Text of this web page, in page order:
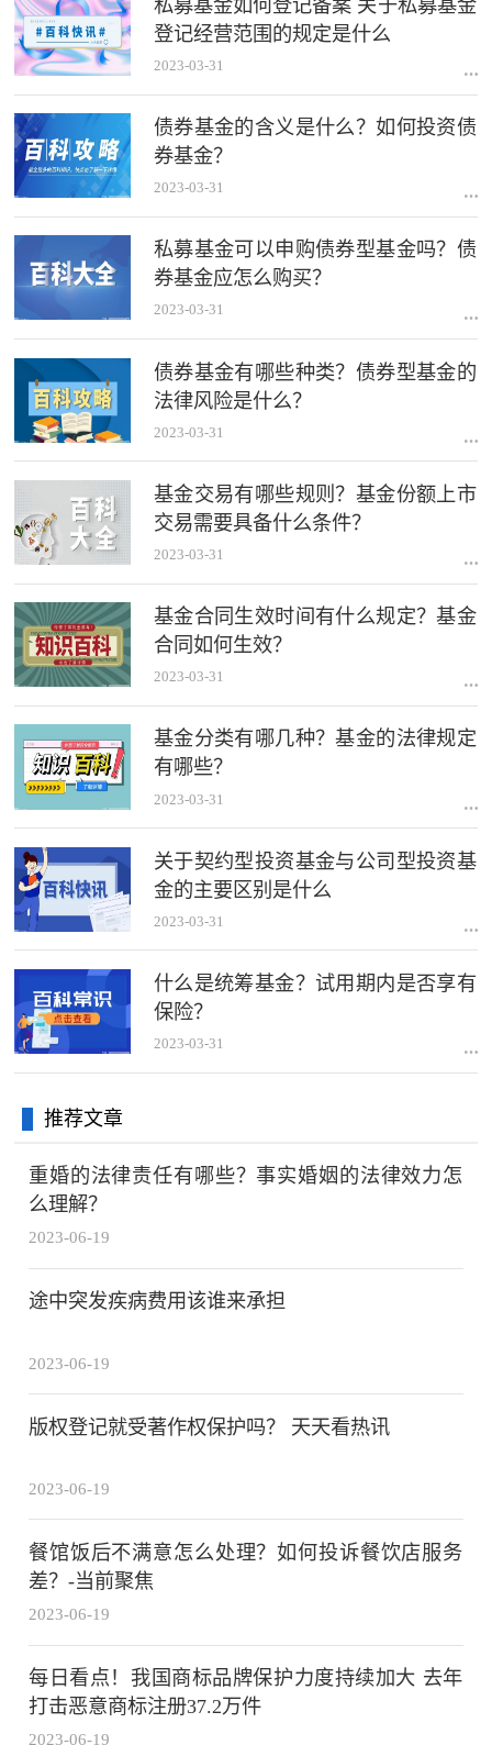
私募基金如何登记备案 关于私募基金
登记经营范围的规定是什么
2023-03-31
债券基金的含义是什么？如何投资债
券基金？
2023-03-31
私募基金可以申购债券型基金吗？债
券基金应怎么购买？
2023-03-31
债券基金有哪些种类？债券型基金的
法律风险是什么？
2023-03-31
基金交易有哪些规则？基金份额上市
交易需要具备什么条件？
2023-03-31
基金合同生效时间有什么规定？基金
合同如何生效？
2023-03-31
基金分类有哪几种？基金的法律规定
有哪些？
2023-03-31
关于契约型投资基金与公司型投资基
金的主要区别是什么
2023-03-31
什么是统筹基金？试用期内是否享有
保险？
2023-03-31
推荐文章
重婚的法律责任有哪些？事实婚姻的法律效力怎
么理解？
2023-06-19
途中突发疾病费用该谁来承担
2023-06-19
版权登记就受著作权保护吗？ 天天看热讯
2023-06-19
餐馆饭后不满意怎么处理？如何投诉餐饮店服务
差？-当前聚焦
2023-06-19
每日看点！我国商标品牌保护力度持续加大 去年
打击恶意商标注册37.2万件
2023-06-19